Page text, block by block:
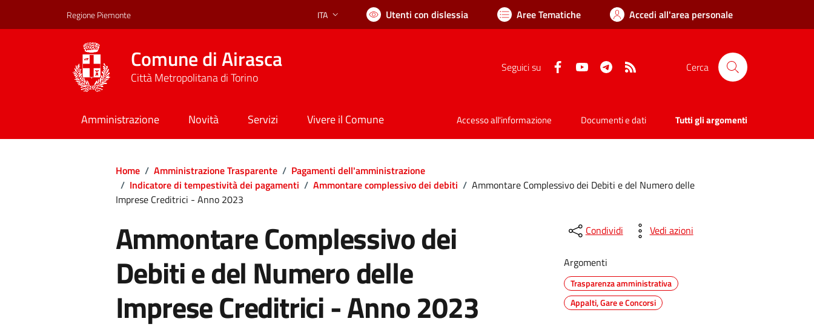
Regione Piemonte Lingua attiva:
ITA Utenti con dislessia Aree Tematiche Accedi all'area personale
Comune di Airasca
Città Metropolitana di Torino
Seguici su FacebookYouTube Telegram Cerca
Amministrazione Novità Servizi Vivere il Comune Accesso all'informazione Documenti e dati Tutti gli argomenti
Home / Amministrazione Trasparente / Pagamenti dell'amministrazione
/ Indicatore di tempestività dei pagamenti / Ammontare complessivo dei debiti / Ammontare Complessivo dei Debiti e del Numero delle
Imprese Creditrici - Anno 2023
Ammontare Complessivo dei
Debiti e del Numero delle
Imprese Creditrici - Anno 2023
Condividi Vedi azioni
Argomenti
Trasparenza amministrativa
Appalti, Gare e Concorsi